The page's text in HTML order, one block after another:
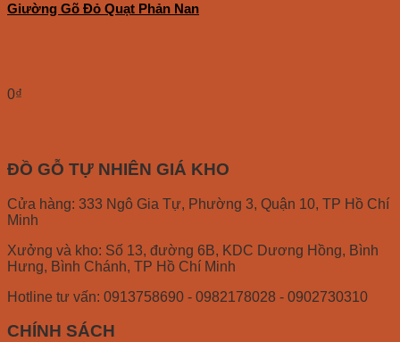
Giường Gõ Đỏ Quạt Phản Nan
0₫
ĐỒ GỖ TỰ NHIÊN GIÁ KHO
Cửa hàng: 333 Ngô Gia Tự, Phường 3, Quận 10, TP Hồ Chí
Minh
Xưởng và kho: Số 13, đường 6B, KDC Dương Hồng, Bình
Hưng, Bình Chánh, TP Hồ Chí Minh
Hotline tư vấn: 0913758690 - 0982178028 - 0902730310
CHÍNH SÁCH